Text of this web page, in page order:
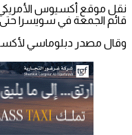
نقل موقع أكسيوس الأمريكي
قائم الجمعة في سويسرا حتى
وقال مصدر دبلوماسي